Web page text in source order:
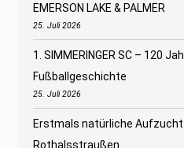
EMERSON LAKE & PALMER
25. Juli 2026
1. SIMMERINGER SC – 120
Fußballgeschichte
25. Juli 2026
Erstmals natürliche
Rothalsstraußen